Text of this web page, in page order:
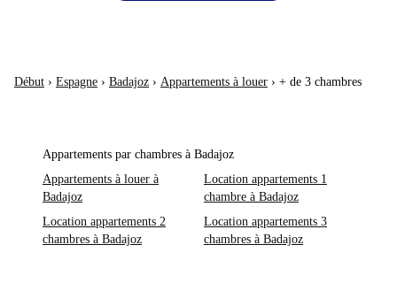
Début › Espagne › Badajoz › Appartements à louer › + de 3 chambres
Appartements par chambres à Badajoz
Appartements à louer à
Badajoz
Location appartements 1
chambre à Badajoz
Location appartements 2
chambres à Badajoz
Location appartements 3
chambres à Badajoz